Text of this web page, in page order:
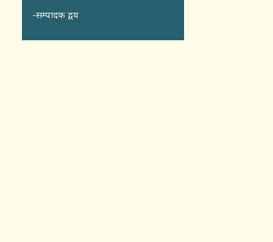
-सम्पादक द्वय